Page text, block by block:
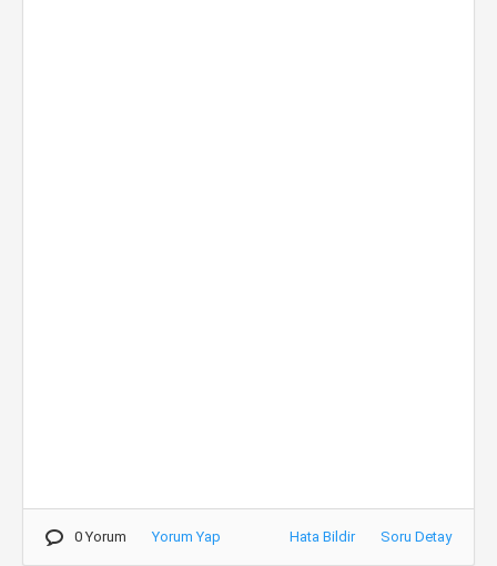
0 Yorum Yorum Yap Hata Bildir Soru Detay